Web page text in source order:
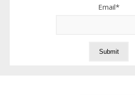
Email*